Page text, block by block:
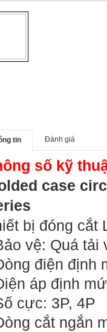
tin Đánh giá
số kỹ
case
bị đóng cắt
vệ: Quá tải
điện định
áp định
cực: 3P, 4P
cắt ngắn